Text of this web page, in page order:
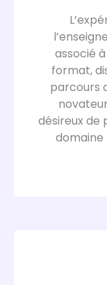
associé
format,
parcours
désireux de